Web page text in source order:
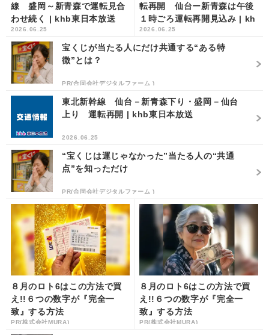
線 盛岡～新青森で運転見合
わせ続く | khb東日本放送
2026.06.25
転再開 仙台ー新青森は午後
１時ごろ運転再開見込み | kh
b東日本放送
2026.06.25
宝くじが当たる人にだけ共通する“ある特
徴”とは？
PR(合同会社デジタルファーム )
東北新幹線 仙台－新青森下り・盛岡－仙台
上り 運転再開 | khb東日本放送
2026.06.25
“宝くじは運じゃなかった”当たる人の“共通
点”を知っただけ
PR(合同会社デジタルファーム )
８月のロト6はこの方法で買
え!!６つの数字が『完全一
致』する方法
PR(株式会社MURA)
８月のロト6はこの方法で買
え!!６つの数字が『完全一
致』する方法
PR(株式会社MURA)